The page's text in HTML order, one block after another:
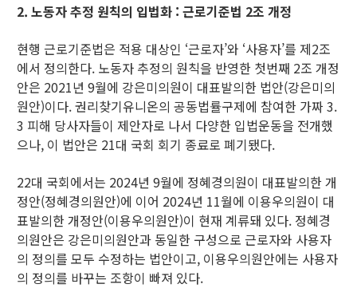
2. 노동자 추정 원칙의 입법화 : 근로기준법 2조 개정
현행 근로기준법은 적용 대상인 ‘근로자’와 ‘사용자’를 제2조
에서 정의한다. 노동자 추정의 원칙을 반영한 첫번째 2조 개정
안은 2021년 9월에 강은미의원이 대표발의한 법안(강은미의
원안)이다. 권리찾기유니온의 공동법률구제에 참여한 가짜 3.
3 피해 당사자들이 제안자로 나서 다양한 입법운동을 전개했
으나, 이 법안은 21대 국회 회기 종료로 폐기됐다.
22대 국회에서는 2024년 9월에 정혜경의원이 대표발의한 개
정안(정혜경의원안)에 이어 2024년 11월에 이용우의원이 대
표발의한 개정안(이용우의원안)이 현재 계류돼 있다. 정혜경
의원안은 강은미의원안과 동일한 구성으로 근로자와 사용자
의 정의를 모두 수정하는 법안이고, 이용우의원안에는 사용자
의 정의를 바꾸는 조항이 빠져 있다.